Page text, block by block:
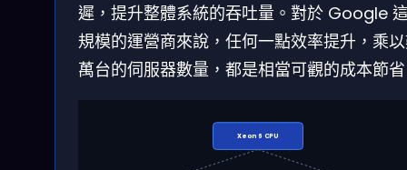
遲，提升整體系統的吞吐量。對於 Google
規模的運營商來說，任何一點效率提升，乘
萬台的伺服器數量，都是相當可觀的成本節
Xeon 6 CPU